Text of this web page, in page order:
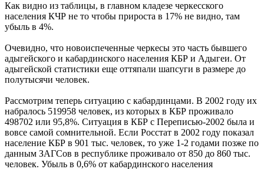
Как видно из таблицы, в главном кладезе черкесского
населения КЧР не то чтобы прироста в 17% не видно, там
убыль в 4%.
Очевидно, что новоиспеченные черкесы это часть бывшего
адыгейского и кабардинского населения КБР и Адыгеи. От
адыгейской статистики еще оттяпали шапсуги в размере до
полутысячи человек.
Рассмотрим теперь ситуацию с кабардинцами. В 2002 году их
набралось 519958 человек, из которых в КБР проживало
498702 или 95,8%. Ситуация в КБР с Переписью-2002 была и
вовсе самой сомнительной. Если Росстат в 2002 году показал
население КБР в 901 тыс. человек, то уже 1-2 годами позже по
данным ЗАГСов в республике проживало от 850 до 860 тыс.
человек. Убыль в 0,6% от кабардинского населения